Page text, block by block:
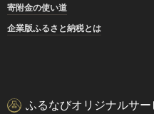
寄附金の使い道
企業版ふるさと納税とは
ふるなびオリジナルサー